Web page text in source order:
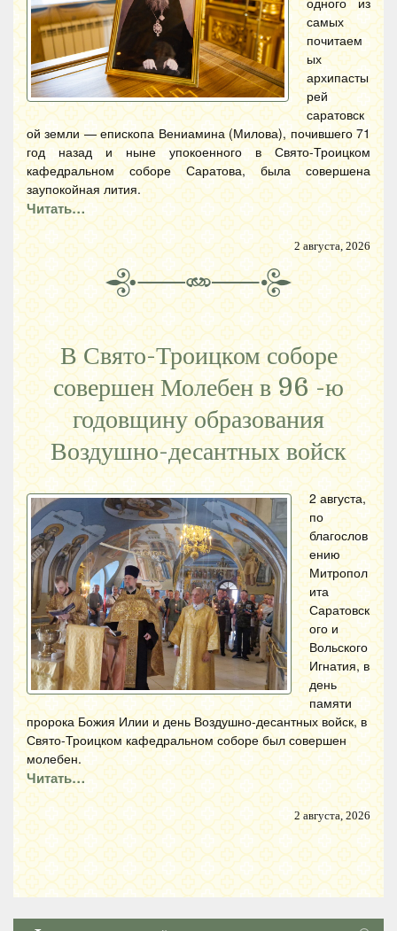
самых
почитаем
ых
архипасты
рей
саратовск
ой земли — епископа Вениамина (Милова), почившего 71
год назад и ныне упокоенного в Свято-Троицком
кафедральном соборе Саратова, была совершена
заупокойная лития.
Читать…
2 августа, 2026
В Свято-Троицком соборе
совершен Молебен в 96 -ю
годовщину образования
Воздушно-десантных войск
2 августа,
по
благослов
ению
Митропол
ита
Саратовск
ого и
Вольского
Игнатия, в
день
памяти
пророка Божия Илии и день Воздушно-десантных войск, в
Свято-Троицком кафедральном соборе был совершен
молебен.
Читать…
2 августа, 2026